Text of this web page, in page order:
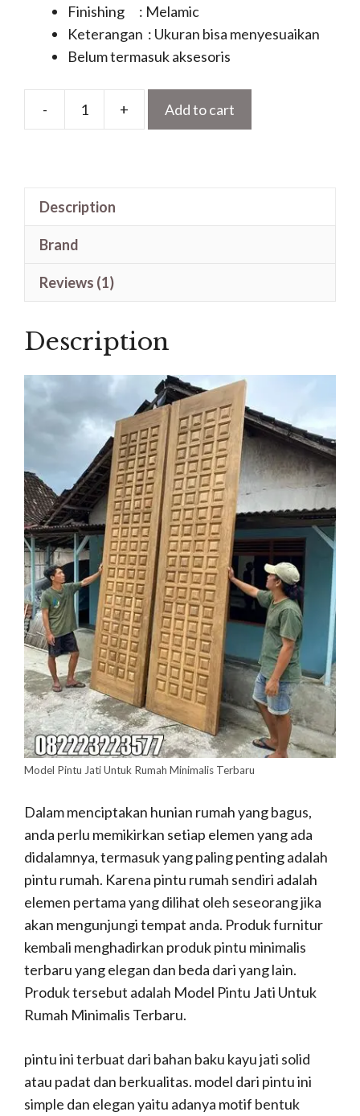
Finishing : Melamic
Keterangan : Ukuran bisa menyesuaikan
Belum termasuk aksesoris
-
Model
+ Add to cart
Description
Brand
Reviews (1)
Description
Model Pintu Jati Untuk Rumah Minimalis Terbaru
Dalam menciptakan hunian rumah yang bagus,
anda perlu memikirkan setiap elemen yang ada
didalamnya, termasuk yang paling penting adalah
pintu rumah. Karena pintu rumah sendiri adalah
elemen pertama yang dilihat oleh seseorang jika
akan mengunjungi tempat anda. Produk furnitur
kembali menghadirkan produk pintu minimalis
terbaru yang elegan dan beda dari yang lain.
Produk tersebut adalah Model Pintu Jati Untuk
Rumah Minimalis Terbaru.
pintu ini terbuat dari bahan baku kayu jati solid
atau padat dan berkualitas. model dari pintu ini
simple dan elegan yaitu adanya motif bentuk